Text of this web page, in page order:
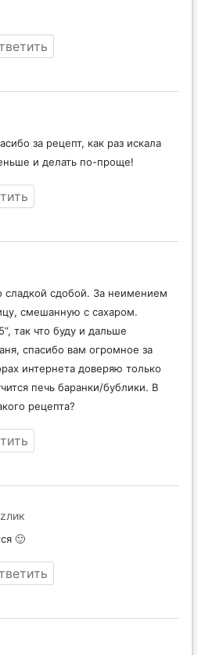
за рецепт, как раз искала
и делать по-проще!
сдобой. За неимением
смешанную с сахаром.
так что буду и дальше
спасибо вам огромное за
интернета доверяю только
печь баранки/бублики. В
рецепта?
🙂